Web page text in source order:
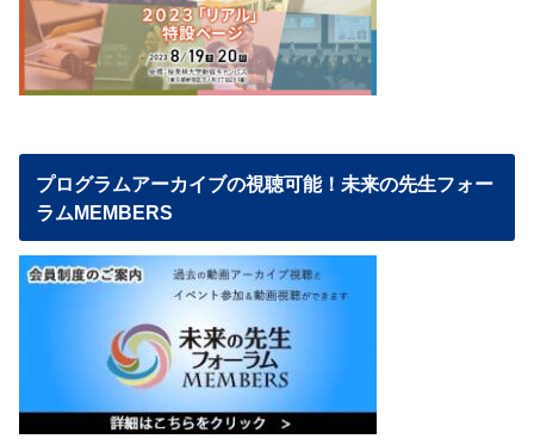
プログラムアーカイブの視聴可能！未来の先生フォー
ラムMEMBERS